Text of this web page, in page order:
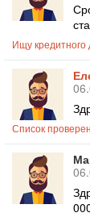
Ищу
Список